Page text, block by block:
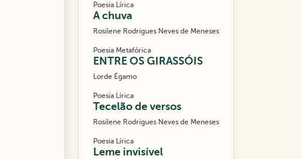
Poesia Lírica
A chuva
Rosilene Rodrigues Neves de Meneses
Poesia Metafórica
ENTRE OS GIRASSÓIS
Lorde Égamo
Poesia Lírica
Tecelão de versos
Rosilene Rodrigues Neves de Meneses
Poesia Lírica
Leme invisível